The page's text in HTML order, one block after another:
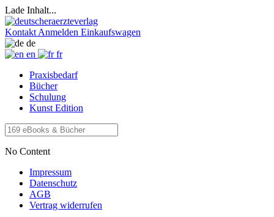
Lade Inhalt...
Kontakt Anmelden Einkaufswagen
de
en
fr
Praxisbedarf
Bücher
Schulung
Kunst Edition
No Content
Impressum
Datenschutz
AGB
Vertrag widerrufen